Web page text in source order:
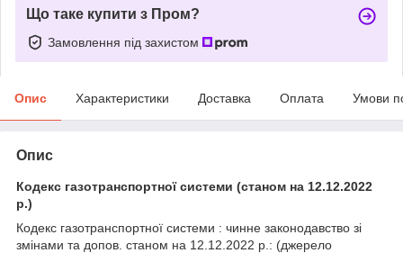
Що таке купити з Пром?
Замовлення під захистом
Опис Характеристики Доставка Оплата Умови
Опис
Кодекс газотранспортної системи (станом на 12.12.2022
р.)
Кодекс газотранспортної системи : чинне законодавство зі
змінами та допов. станом на 12.12.2022 р.: (джерело